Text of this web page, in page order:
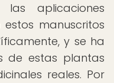
aplicaciones
manuscritos
y se ha
de estas plantas
reales. Por